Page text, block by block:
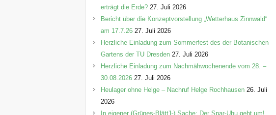
erträgt die Erde? 27. Juli 2026
Bericht über die Konzeptvorstellung „Wetterhaus Zinnwald“
am 17.7.26 27. Juli 2026
Herzliche Einladung zum Sommerfest des der Botanischen
Gartens der TU Dresden 27. Juli 2026
Herzliche Einladung zum Nachmähwochenende vom 28. –
30.08.2026 27. Juli 2026
Heulager ohne Helge – Nachruf Helge Rochhausen 26. Juli
2026
In eigener (Grünes-Blätt’l-) Sache: Der Spar-Uhu geht um!